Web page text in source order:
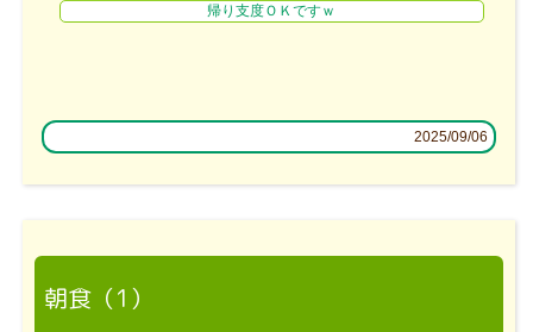
帰り支度ＯＫですｗ
2025/09/06
朝食（1）